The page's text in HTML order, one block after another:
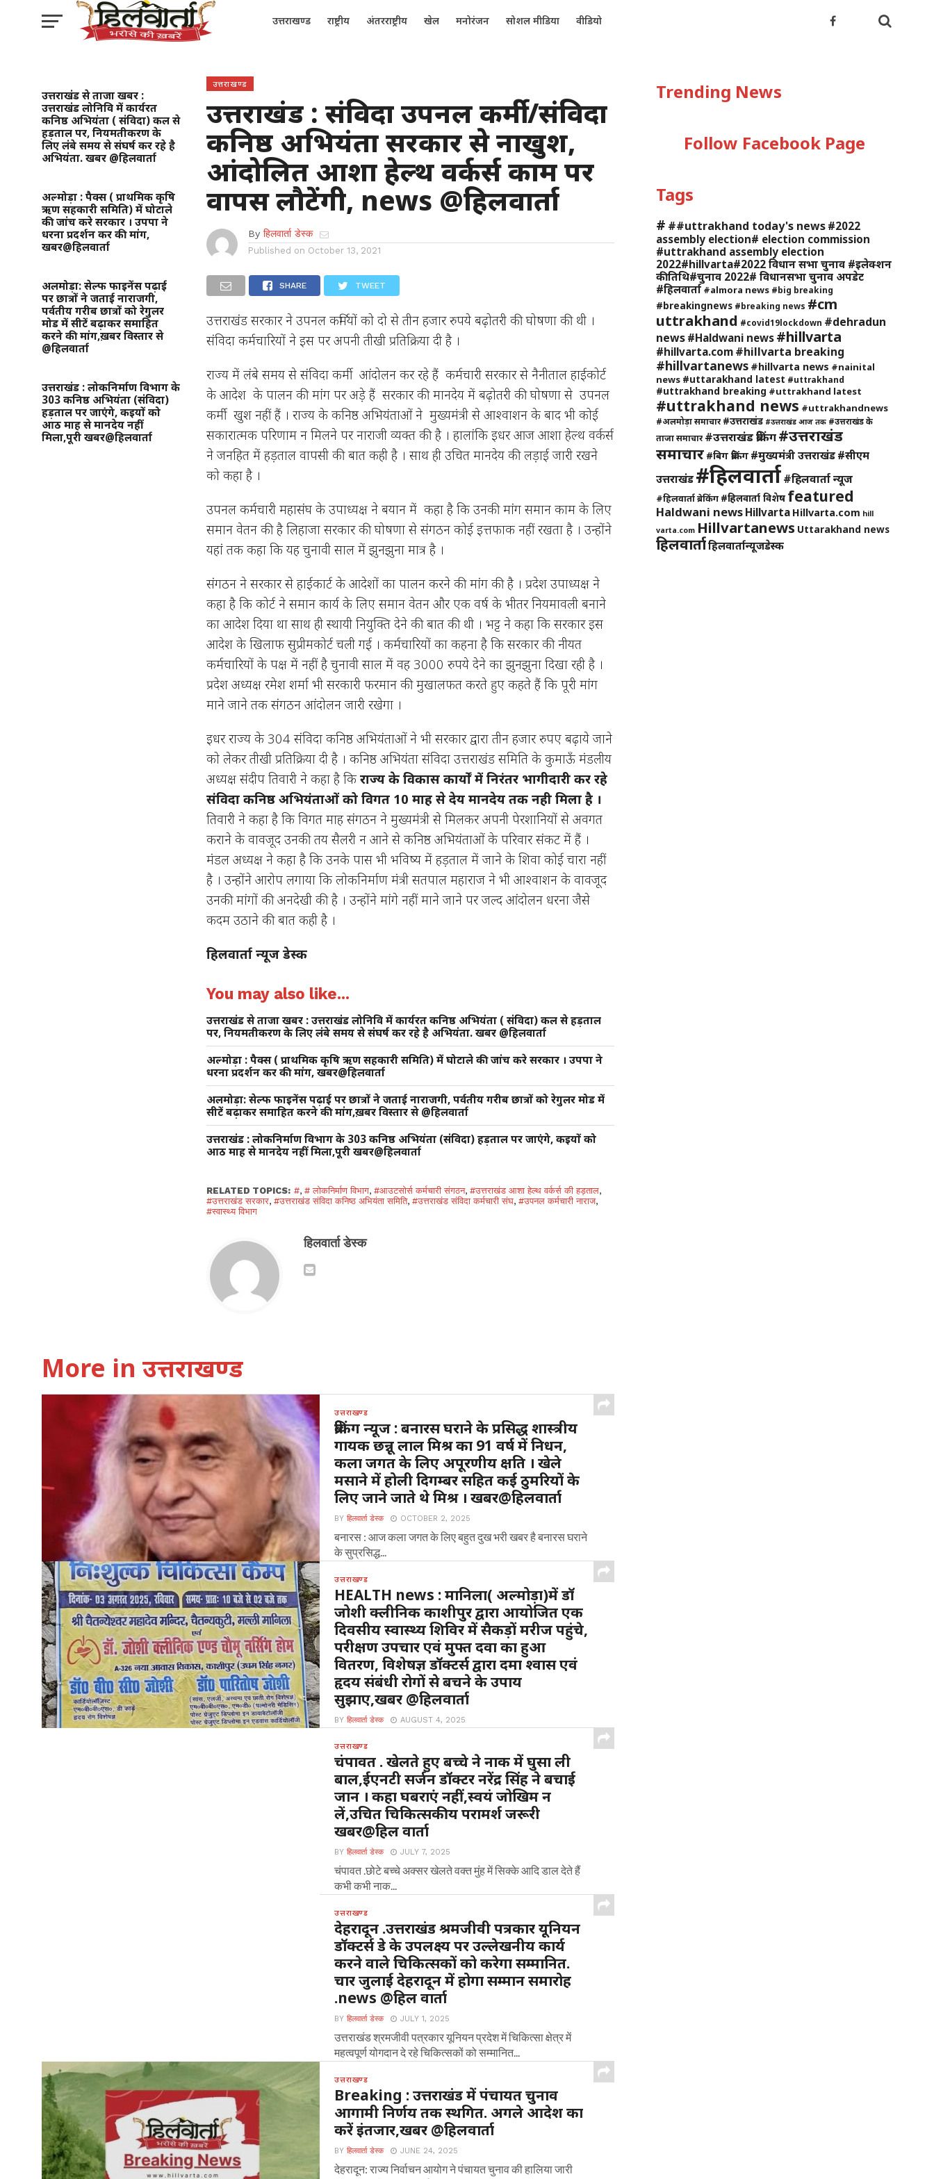
उत्तराखण्ड राष्ट्रीय अंतरराष्ट्रीय खेल मनोरंजन सोशल मीडिया वीडियो
उत्तराखंड से ताजा खबर :
उत्तराखंड लोनिवि में कार्यरत
कनिष्ठ अभियंता ( संविदा) कल से
हड़ताल पर, नियमतीकरण के
लिए लंबे समय से संघर्ष कर रहे है
अभियंता. खबर @हिलवार्ता
अल्मोड़ा : पैक्स ( प्राथमिक कृषि
ऋण सहकारी समिति) में घोटाले
की जांच करे सरकार । उपपा ने
धरना प्रदर्शन कर की मांग,
खबर@हिलवार्ता
अलमोड़ा: सेल्फ फाइनेंस पढ़ाई
पर छात्रों ने जताई नाराजगी,
पर्वतीय गरीब छात्रों को रेगुलर
मोड में सीटें बढ़ाकर समाहित
करने की मांग,ख़बर विस्तार से
@हिलवार्ता
उत्तराखंड : लोकनिर्माण विभाग के
303 कनिष्ठ अभियंता (संविदा)
हड़ताल पर जाएंगे, कइयों को
आठ माह से मानदेय नहीं
मिला,पूरी खबर@हिलवार्ता
उत्तराखण्ड
उत्तराखंड : संविदा उपनल कर्मी /संविदा
कनिष्ठ अभियंता सरकार से नाखुश,
आंदोलित आशा हेल्थ वर्कर्स काम पर
वापस लौटेंगी, news @हिलवार्ता
By हिलवार्ता डेस्क
Published on October 13, 2021
SHARE TWEET
उत्तराखंड सरकार ने उपनल कर्मियों को दो से तीन हजार रुपये बढ़ोतरी की घोषणा की थी ।
संविदा कर्मचारियों ने इस पर अपनी तीखी प्रतिक्रिया दी है ।
राज्य में लंबे समय से संविदा कर्मी आंदोलन कर रहे हैं कर्मचारी सरकार से नैनीताल हाईकोर्ट
के आदेश के पालन की मांग पर अड़े हैं सरकार की मानदेय में बढ़ोतरी की घोषणा से उपनल
कर्मी खुश नहीं हैं । राज्य के कनिष्ठ अभियंताओं ने मुख्यमंत्री से आश्वाशन के बाद भी कोई
सकारात्मक परिणाम न मिलने पर नाराजी व्यक्त की है । हालांकि इधर आज आशा हेल्थ वर्कर्स
ने जनहित में हड़ताल वापसी की बात कही है । साथ ही उचित मानदेय की लड़ाई जारी रखने
को कहा है ।
उपनल कर्मचारी महासंघ के उपाध्यक्ष ने बयान में कहा है कि उनकी मांग समान काम के लिए
समान वेतन की है लिहाजा सरकार की घोषणा से संगठन कोई इत्तफाक नहीं रखता है । उन्होंने
यहां तक कहा कि यह चुनावी साल में झुनझुना मात्र है ।
संगठन ने सरकार से हाईकार्ट के आदेशों का पालन करने की मांग की है । प्रदेश उपाध्यक्ष ने
कहा है कि कोर्ट ने समान कार्य के लिए समान वेतन और एक वर्ष के भीतर नियमावली बनाने
का आदेश दिया था साथ ही स्थायी नियुक्ति देने की बात की थी । भट्ट ने कहा कि सरकार इस
आदेश के खिलाफ सुप्रीमकोर्ट चली गई । कर्मचारियों का कहना है कि सरकार की नीयत
कर्मचारियों के पक्ष में नहीं है चुनावी साल में वह 3000 रुपये देने का झुनझुना दिखा रही है ।
प्रदेश अध्यक्ष रमेश शर्मा भी सरकारी फरमान की मुखालफत करते हुए कहते हैं कि पूरी मांग
माने जाने तक संगठन आंदोलन जारी रखेगा ।
इधर राज्य के 304 संविदा कनिष्ठ अभियंताओं ने भी सरकार द्वारा तीन हजार रुपए बढ़ाये जाने
को लेकर तीखी प्रतिक्रिया दी है । कनिष्ठ अभियंता संविदा उत्तराखंड समिति के कुमाऊँ मंडलीय
अध्यक्ष संदीप तिवारी ने कहा है किराज्य के विकास कार्यों में निरंतर भागीदारी कर रहे
संविदा कनिष्ठ अभियंताओं को विगत 10 माह से देय मानदेय तक नही मिला है ।
तिवारी ने कहा है कि विगत माह संगठन ने मुख्यमंत्री से मिलकर अपनी पेरशानियों से अवगत
कराने के वावजूद उनकी तय सैलरी न आने से कनिष्ठ अभियंताओं के परिवार संकट में हैं ।
मंडल अध्यक्ष ने कहा है कि उनके पास भी भविष्य में हड़ताल में जाने के शिवा कोई चारा नहीं
है । उन्होंने आरोप लगाया कि लोकनिर्माण मंत्री सतपाल महाराज ने भी आश्वाशन के वावजूद
उनकी मांगों की अनदेखी की है । उन्होंने मांगे नहीं माने जाने पर जल्द आंदोलन धरना जैसे
कदम उठाने की बात कही है ।
हिलवार्ता न्यूज डेस्क
You may also like...
उत्तराखंड से ताजा खबर : उत्तराखंड लोनिवि में कार्यरत कनिष्ठ अभियंता ( संविदा) कल से हड़ताल
पर, नियमतीकरण के लिए लंबे समय से संघर्ष कर रहे है अभियंता. खबर @हिलवार्ता
अल्मोड़ा : पैक्स ( प्राथमिक कृषि ऋण सहकारी समिति) में घोटाले की जांच करे सरकार । उपपा ने
धरना प्रदर्शन कर की मांग, खबर@हिलवार्ता
अलमोड़ा: सेल्फ फाइनेंस पढ़ाई पर छात्रों ने जताई नाराजगी, पर्वतीय गरीब छात्रों को रेगुलर मोड में
सीटें बढ़ाकर समाहित करने की मांग,ख़बर विस्तार से @हिलवार्ता
उत्तराखंड : लोकनिर्माण विभाग के 303 कनिष्ठ अभियंता (संविदा) हड़ताल पर जाएंगे, कइयों को
आठ माह से मानदेय नहीं मिला,पूरी खबर@हिलवार्ता
RELATED TOPICS: #,# लोकनिर्माण विभाग,#आउटसोर्स कर्मचारी संगठन,#उत्तराखंड आशा हेल्थ वर्कर्स की हड़ताल,
#उत्तराखंड सरकार,#उत्तराखंड संविदा कनिष्ठ अभियंता समिति,#उत्तराखंड संविदा कर्मचारी संघ,#उपनल कर्मचारी नाराज,
#स्वास्थ्य विभाग
हिलवार्ता डेस्क
More in उत्तराखण्ड
उत्तराखण्ड
ब्रेकिंग न्यूज : बनारस घराने के प्रसिद्ध शास्त्रीय
गायक छन्नू लाल मिश्र का 91 वर्ष में निधन,
कला जगत के लिए अपूरणीय क्षति । खेले
मसाने में होली दिगम्बर सहित कई ठुमरियों के
लिए जाने जाते थे मिश्र । खबर@हिलवार्ता
BYहिलवार्ता डेस्क OCTOBER 2, 2025
बनारस : आज कला जगत के लिए बहुत दुख भरी खबर है बनारस घराने
के सुप्रसिद्ध...
उत्तराखण्ड
HEALTH news : मानिला( अल्मोड़ा)में डॉ
जोशी क्लीनिक काशीपुर द्वारा आयोजित एक
दिवसीय स्वास्थ्य शिविर में सैकड़ों मरीज पहुंचे,
परीक्षण उपचार एवं मुफ्त दवा का हुआ
वितरण, विशेषज्ञ डॉक्टर्स द्वारा दमा श्वास एवं
हृदय संबंधी रोगों से बचने के उपाय
सुझाए,खबर @हिलवार्ता
BYहिलवार्ता डेस्क AUGUST 4, 2025
अगस्त 2025 रविवार ,चौमू नर्सिंग...
उत्तराखण्ड
चंपावत . खेलते हुए बच्चे ने नाक में घुसा ली
बाल,ईएनटी सर्जन डॉक्टर नरेंद्र सिंह ने बचाई
जान । कहा घबराएं नहीं,स्वयं जोखिम न
लें,उचित चिकित्सकीय परामर्श जरूरी
खबर@हिल वार्ता
BYहिलवार्ता डेस्क JULY 7, 2025
चंपावत .छोटे बच्चे अक्सर खेलते वक्त मुंह में सिक्के आदि डाल देते हैं
कभी कभी नाक...
उत्तराखण्ड
देहरादून .उत्तराखंड श्रमजीवी पत्रकार यूनियन
डॉक्टर्स डे के उपलक्ष्य पर उल्लेखनीय कार्य
करने वाले चिकित्सकों को करेगा सम्मानित.
चार जुलाई देहरादून में होगा सम्मान समारोह
.news @हिल वार्ता
BYहिलवार्ता डेस्क JULY 1, 2025
उत्तराखंड श्रमजीवी पत्रकार यूनियन प्रदेश में चिकित्सा क्षेत्र में
महत्वपूर्ण योगदान दे रहे चिकित्सकों को सम्मानित...
उत्तराखण्ड
Breaking : उत्तराखंड में पंचायत चुनाव
आगामी निर्णय तक स्थगित. अगले आदेश का
करें इंतजार,खबर @हिलवार्ता
BYहिलवार्ता डेस्क JUNE 24, 2025
देहरादून: राज्य निर्वाचन आयोग ने पंचायत चुनाव की हालिया जारी
Trending News
Follow Facebook Page
Tags
# ##uttrakhand today's news #2022
assembly election# election commission
#uttrakhand assembly election
2022#hillvarta#2022 विधान सभा चुनाव #इलेक्शन
की तिथि#चुनाव 2022# विधानसभा चुनाव अपडेट
#हिलवार्ता #almora news #big breaking
#breakingnews #breaking news #cm
uttrakhand #covid19lockdown #dehradun
news #Haldwani news #hillvarta
#hillvarta.com #hillvarta breaking
#hillvartanews #hillvarta news #nainital
news #uttarakhand latest #uttrakhand
#uttrakhand breaking #uttrakhand latest
#uttrakhand news #uttrakhandnews
#अलमोड़ा समाचार #उत्तराखंड #उत्तराखंड आज तक #उत्तराखंड के
ताजा समाचार #उत्तराखंड ब्रेकिंग#उत्तराखंड
समाचार #बिग ब्रेकिंग #मुख्यमंत्री उत्तराखंड #सीएम
उत्तराखंड #हिलवार्ता#हिलवार्ता न्यूज
#हिलवार्ता ब्रेकिंग #हिलवार्ता विशेष featured
Haldwani news Hillvarta Hillvarta.com hill
varta.com Hillvartanews Uttarakhand news
हिलवार्ताहिलवार्तान्यूजडेस्क